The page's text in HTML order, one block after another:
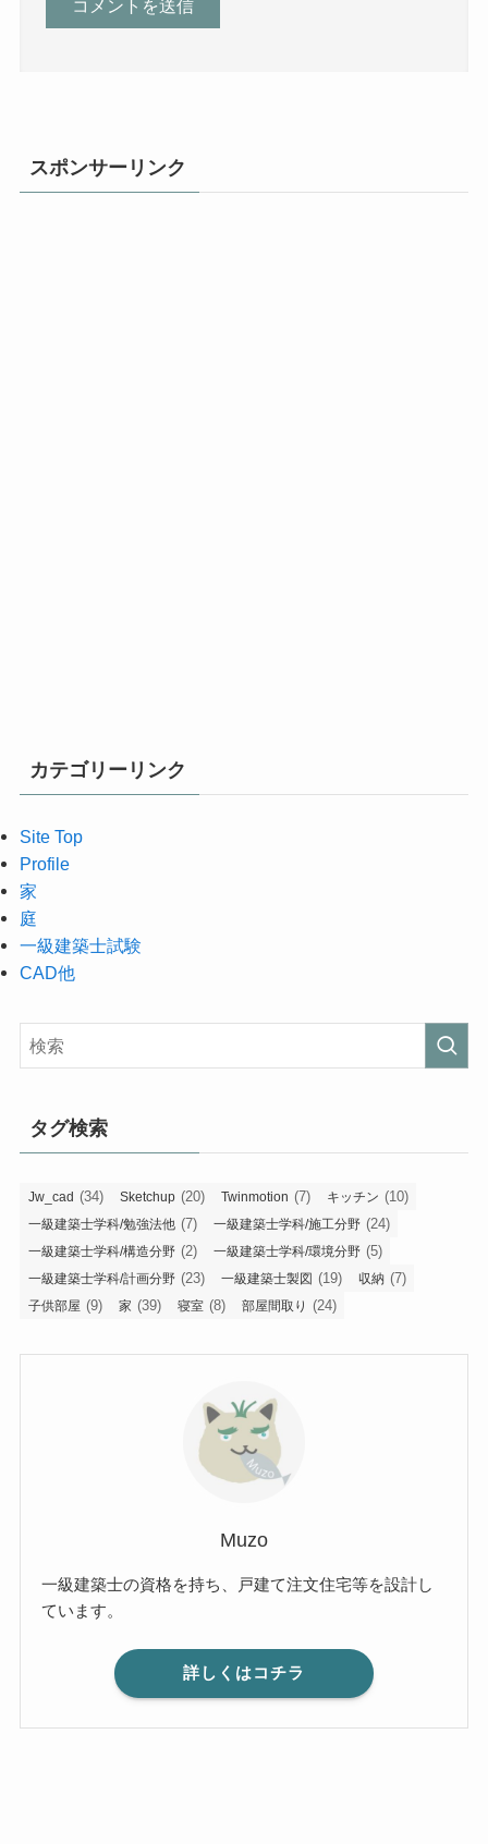
スポンサーリンク
カテゴリーリンク
Site Top
Profile
家
庭
一級建築士試験
CAD他
タグ検索
Jw_cad (34) Sketchup (20) Twinmotion (7) キッチン (10)
一級建築士学科/勉強法他 (7) 一級建築士学科/施工分野 (24)
一級建築士学科/構造分野 (2) 一級建築士学科/環境分野 (5)
一級建築士学科/計画分野 (23) 一級建築士製図 (19) 収納 (7)
子供部屋 (9) 家 (39) 寝室 (8) 部屋間取り (24)
Muzo
一級建築士の資格を持ち、戸建て注文住宅等を設計し
ています。
詳しくはコチラ